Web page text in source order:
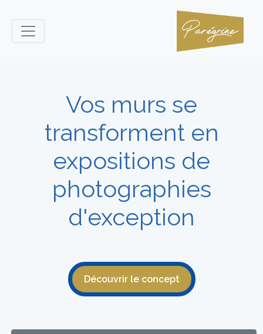
Vos murs se
transforment en
expositions de
photographies
d'exception
Découvrir le concept